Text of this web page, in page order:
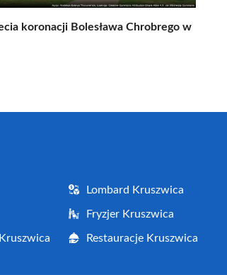
koronacji Bolesława Chrobrego w
Lombard Kruszwica
Fryzjer Kruszwica
Restauracje Kruszwica